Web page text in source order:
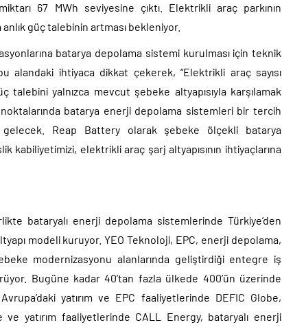
67 MWh seviyesine çıktı. Elektrikli araç parkının
güç talebinin artması bekleniyor.
batarya depolama sistemi kurulması için teknik
alandaki ihtiyaca dikkat çekerek, “Elektrikli araç sayısı
talebini yalnızca mevcut şebeke altyapısıyla karşılamak
noktalarında batarya enerji depolama sistemleri bir tercih
gelecek. Reap Battery olarak şebeke ölçekli batarya
kabiliyetimizi, elektrikli araç şarj altyapısının ihtiyaçlarına
bataryalı enerji depolama sistemlerinde Türkiye’den
modeli kuruyor. YEO Teknoloji, EPC, enerji depolama,
modernizasyonu alanlarında geliştirdiği entegre iş
Bugüne kadar 40’tan fazla ülkede 400’ün üzerinde
yatırım ve EPC faaliyetlerinde DEFIC Globe,
yatırım faaliyetlerinde CALL Energy, bataryalı enerji